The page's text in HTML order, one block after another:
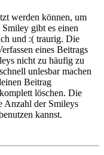
werden können, um
gibt es einen
und :( traurig. Die
eines Beitrags
nicht zu häufig zu
unlesbar machen
Beitrag
löschen. Die
Anzahl der Smileys
kannst.